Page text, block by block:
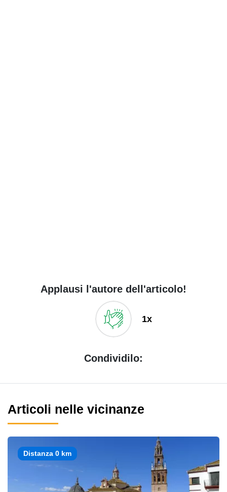
Applausi l'autore dell'articolo!
1x
Condividilo:
Articoli nelle vicinanze
Distanza 0 km